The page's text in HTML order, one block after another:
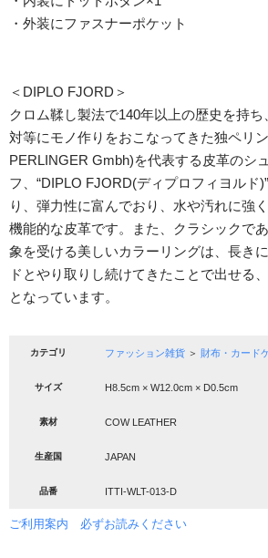
・外装にファスナーポケット
＜DIPLO FJORD＞
クロム鞣し製法で140年以上の歴史を持ち
対等にモノ作りをおこなってきた独ペリ
PERLINGER Gmbh)を代表する皮革のシ
フ、“DIPLO FJORD(ディプロフィヨルド
り、弾力性に富んでおり、水や汚れに強
機能的な皮革です。また、クラシックで
象を受ける美しいカラーリングは、長き
ドとやり取りし続けてきたことで出せる
となっています。
カテゴリ ファッション雑貨 ＞ 財布・カード
サイズ H8.5cm × W12.0cm × D0.5cm
素材 COW LEATHER
生産国 JAPAN
品番 ITTI-WLT-013-D
ご利用案内 必ずお読みください